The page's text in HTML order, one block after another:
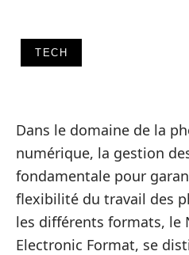
TECH
Dans le domaine de la
numérique, la gestion
fondamentale pour
flexibilité du travail des
les différents formats, le
Electronic Format, se